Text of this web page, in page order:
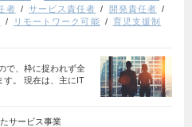
者 サービス責任者
開発責任者
リモートワーク可能
育児支援制
で、枠に捉われず全
す。 現在は、主にIT
サービス事業